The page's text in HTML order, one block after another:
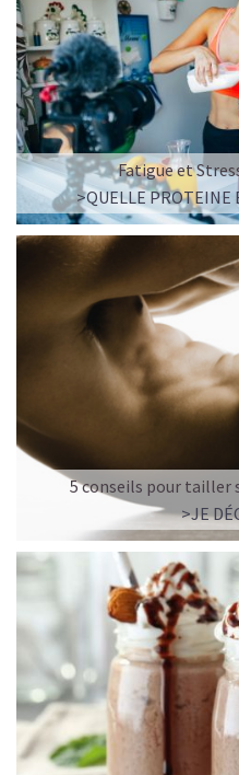
Fatigue et
>QUELLE PROTEINE
5 conseils pour tailler
>JE